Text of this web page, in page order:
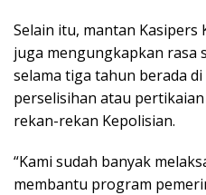
Selain itu, mantan
juga mengungkapkan rasa
selama tiga tahun berada
perselisihan atau
rekan-rekan Kepolisian.
“Kami sudah banyak
membantu program